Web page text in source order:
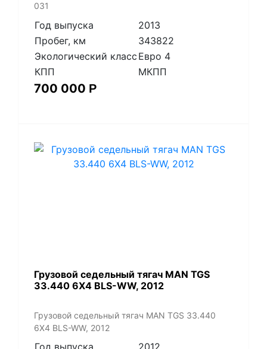
031
Год выпуска
2013
Пробег, км
343822
Экологический класс Евро 4
КПП
МКПП
700 000 Р
​Грузовой седельный тягач MAN TGS
33.440 6X4 BLS-WW, 2012
​Грузовой седельный тягач MAN TGS 33.440
6X4 BLS-WW, 2012